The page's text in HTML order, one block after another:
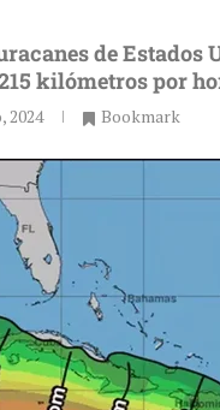
de
kilómetros por
2024 Bookmark